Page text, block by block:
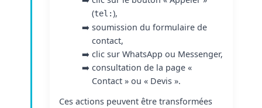
(tel:),
soumission du formulaire de
contact,
clic sur WhatsApp ou Messenger,
consultation de la page «
Contact » ou « Devis ».
Ces actions peuvent être transformées